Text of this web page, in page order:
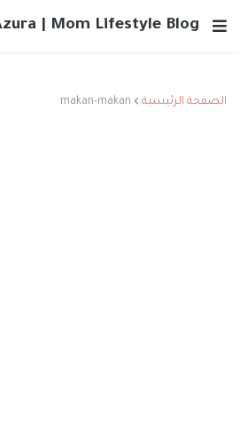
| Mom Lifestyle Blog
الصفحة الرئيسية makan-makan